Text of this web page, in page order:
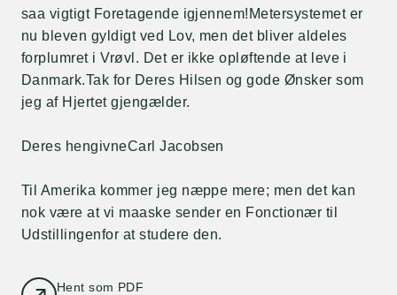
Hent som PDF
saa vigtigt Foretagende igjennem!Metersystemet er
nu bleven gyldigt ved Lov, men det bliver aldeles
forplumret i Vrøvl. Det er ikke opløftende at leve i
Danmark.Tak for Deres Hilsen og gode Ønsker som
jeg af Hjertet gjengælder.
Deres hengivneCarl Jacobsen
Til Amerika kommer jeg næppe mere; men det kan
nok være at vi maaske sender en Fonctionær til
Udstillingenfor at studere den.